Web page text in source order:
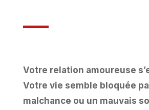
Votre relation amoureuse
Votre vie semble bloquée
malchance ou un mauvais